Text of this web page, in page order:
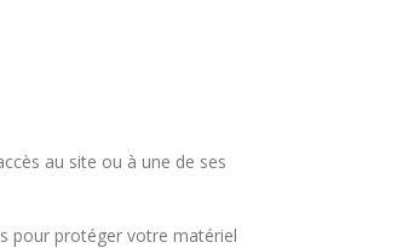
au site ou à une de ses
pour protéger votre matériel